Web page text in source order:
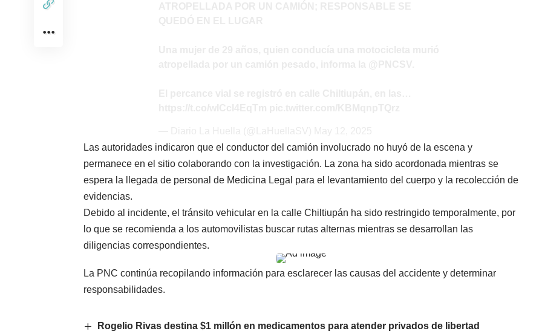
Las autoridades indicaron que el conductor del camión involucrado no huyó de la escena y
permanece en el sitio colaborando con la investigación. La zona ha sido acordonada mientras se
espera la llegada de personal de Medicina Legal para el levantamiento del cuerpo y la recolección de
evidencias.
Debido al incidente, el tránsito vehicular en la calle Chiltiupán ha sido restringido temporalmente, por
lo que se recomienda a los automovilistas buscar rutas alternas mientras se desarrollan las
diligencias correspondientes.
La PNC continúa recopilando información para esclarecer las causas del accidente y determinar
responsabilidades.
Rogelio Rivas destina $1 millón en medicamentos para atender privados de libertad